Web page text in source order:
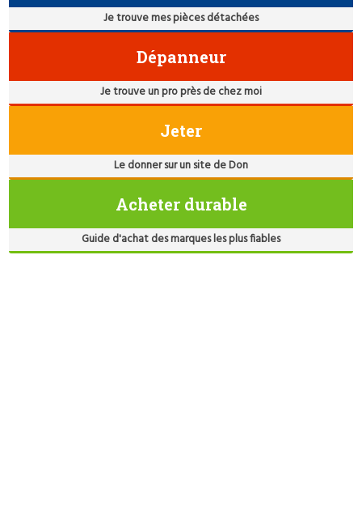
Je trouve mes pièces détachées
Dépanneur
Je trouve un pro près de chez moi
Jeter
Le donner sur un site de Don
Acheter durable
Guide d'achat des marques les plus fiables